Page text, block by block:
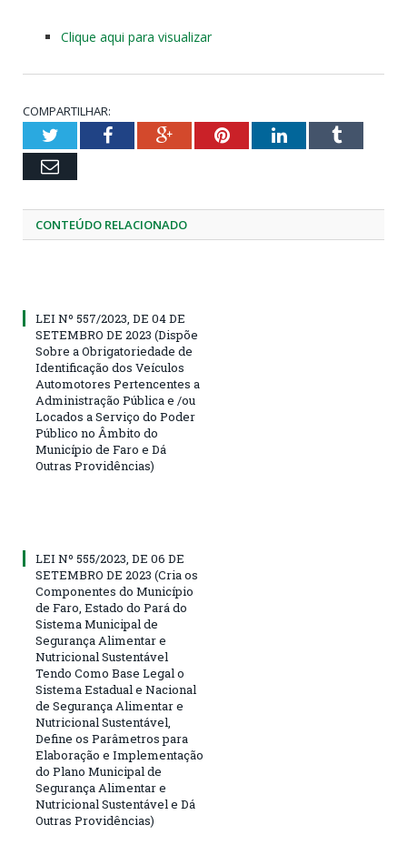
Clique aqui para visualizar
COMPARTILHAR:
TwitterFacebookGoogle+PinterestLinkedInTumblr
Email
CONTEÚDO RELACIONADO
LEI Nº 557/2023, DE 04 DE
SETEMBRO DE 2023 (Dispõe
Sobre a Obrigatoriedade de
Identificação dos Veículos
Automotores Pertencentes a
Administração Pública e /ou
Locados a Serviço do Poder
Público no Âmbito do
Município de Faro e Dá
Outras Providências)
LEI Nº 555/2023, DE 06 DE
SETEMBRO DE 2023 (Cria os
Componentes do Município
de Faro, Estado do Pará do
Sistema Municipal de
Segurança Alimentar e
Nutricional Sustentável
Tendo Como Base Legal o
Sistema Estadual e Nacional
de Segurança Alimentar e
Nutricional Sustentável,
Define os Parâmetros para
Elaboração e Implementação
do Plano Municipal de
Segurança Alimentar e
Nutricional Sustentável e Dá
Outras Providências)